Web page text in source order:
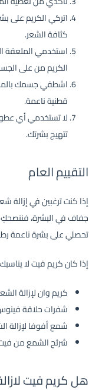
كثافة الشعر.
استخدمي الملعقة
الكريم من على
اشطفي جسمك
قطنية ناعمة.
لا تستخدمي أي
تتهيج بشرتك.
التقييم العام
إذا كنت ترغبين في إزالة
جفاف في البشرة، فننصحكِ
تحصلي على بشرة ناعمة
إذا كان كريم فيت لا
كريم وان لإزالة
شفرات حلاقة
شمع أفوفا لإزالة
شرئح الشمع من فيت
هل كريم فيت